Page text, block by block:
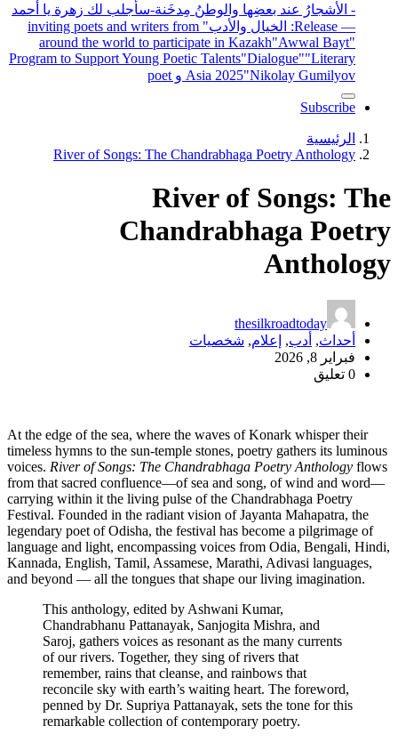
- الأشجارُ عند بعضِها والوطنُ مِدخَنة-سأجلب لك زهرة يا أحمد
— Release
: الخيال والأدب
" inviting poets and writers from
around the world to participate in Kazakh"Awwal Bayt"
Program to Support Young Poetic Talents"Dialogue""Literary
Asia 2025"Nikolay Gumilyov و poet
Subscribe
الرئيسية
River of Songs: The Chandrabhaga Poetry Anthology
River of Songs: The
Chandrabhaga Poetry
Anthology
thesilkroadtoday
أحداث, أدب, إعلام, شخصيات
فبراير 8, 2026
0 تعليق
At the edge of the sea, where the waves of Konark whisper their
timeless hymns to the sun-temple stones, poetry gathers its luminous
voices. River of Songs: The Chandrabhaga Poetry Anthology flows
from that sacred confluence—of sea and song, of wind and word—
carrying within it the living pulse of the Chandrabhaga Poetry
Festival. Founded in the radiant vision of Jayanta Mahapatra, the
legendary poet of Odisha, the festival has become a pilgrimage of
language and light, encompassing voices from Odia, Bengali, Hindi,
Kannada, English, Tamil, Assamese, Marathi, Adivasi languages,
and beyond — all the tongues that shape our living imagination.
This anthology, edited by Ashwani Kumar,
Chandrabhanu Pattanayak, Sanjogita Mishra, and
Saroj, gathers voices as resonant as the many currents
of our rivers. Together, they sing of rivers that
remember, rains that cleanse, and rainbows that
reconcile sky with earth’s waiting heart. The foreword,
penned by Dr. Supriya Pattanayak, sets the tone for this
remarkable collection of contemporary poetry.